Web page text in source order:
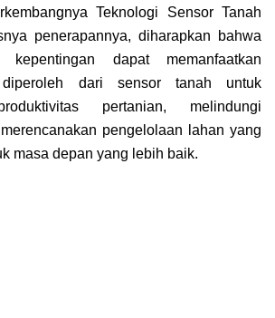
Teknologi Sensor Tanah
penerapannya, diharapkan bahwa
kepentingan dapat memanfaatkan
dari sensor tanah untuk
pertanian, melindungi
pengelolaan lahan yang
masa depan yang lebih baik.